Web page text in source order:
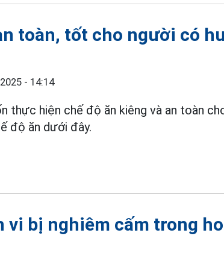
toàn, tốt cho người có
- 14:14
thực hiện chế độ ăn kiêng và an toàn
độ ăn dưới đây.
vi bị nghiêm cấm trong